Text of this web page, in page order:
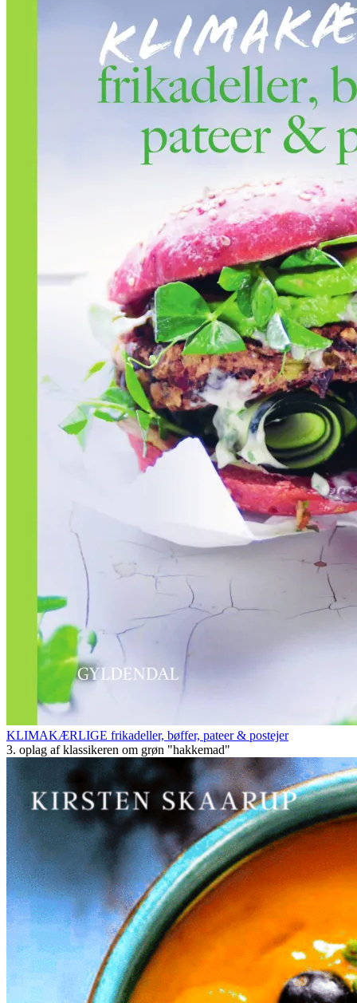
KLIMAKÆRLIGE frikadeller, bøffer, pateer & postejer
3. oplag af klassikeren om grøn "hakkemad"